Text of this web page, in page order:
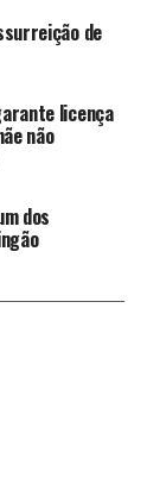
de
licença
não
dos